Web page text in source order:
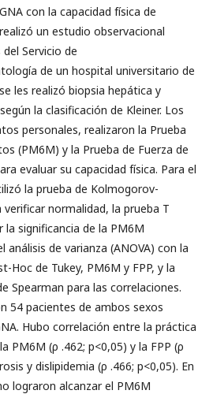
con la capacidad física de
un estudio observacional
Servicio de
de un hospital universitario de
les realizó biopsia hepática y
la clasificación de Kleiner. Los
personales, realizaron la Prueba
(PM6M) y la Prueba de Fuerza de
evaluar su capacidad física. Para el
la prueba de Kolmogorov-
normalidad, la prueba T
significancia de la PM6M
análisis de varianza (ANOVA) con la
Hoc de Tukey, PM6M y FPP, y la
Spearman para las correlaciones.
54 pacientes de ambos sexos
Hubo correlación entre la práctica
PM6M (ρ .462; p<0,05) y la FPP (ρ
y dislipidemia (ρ .466; p<0,05). En
lograron alcanzar el PM6M